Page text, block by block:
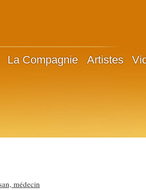
La Compagnie Artistes
médecin